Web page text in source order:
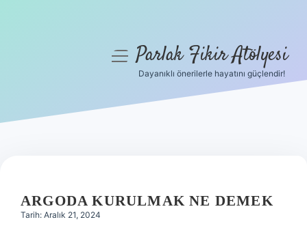
Hakkımızda
menüyüParlak Fikir Atölyesi
Dayanıklı önerilerle hayatını güçlendir!
ARGODA KURULMAK NE DEMEK
Tarih: Aralık 21, 2024